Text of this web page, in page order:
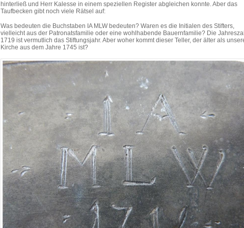
hinterließ und Herr Kalesse in einem speziellen Register abgleichen konnte. Aber das
Taufbecken gibt noch viele Rätsel auf:
Was bedeuten die Buchstaben IA MLW bedeuten? Waren es die Initialen des Stifters,
vielleicht aus der Patronatsfamilie oder eine wohlhabende Bauernfamilie? Die
1719 ist vermutlich das Stiftungsjahr. Aber woher kommt dieser Teller, der älter als
Kirche aus dem Jahre 1745 ist?